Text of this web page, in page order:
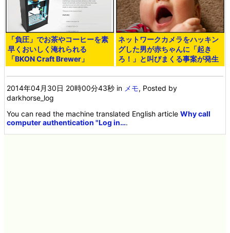
「負圧」でお茶やコーヒーを素
早くおいしく淹れられる
「BKON Craft Brewer」
ネットワークカメラをハッキン
グした男が赤ちゃんに「起き
ろ！」と叫びまくる事案が発生
2014年04月30日 20時00分43秒 in メモ, Posted by
darkhorse_log
You can read the machine translated English articleWhy call
computer authentication "Log in….